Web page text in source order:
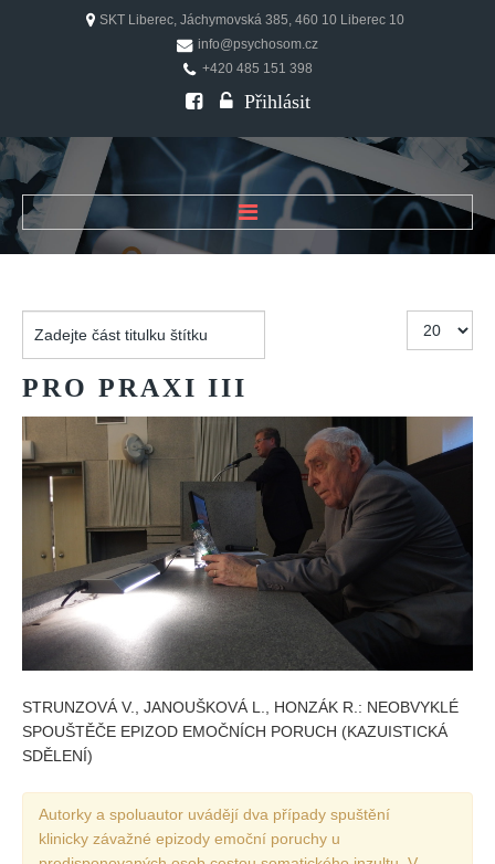
SKT Liberec, Jáchymovská 385, 460 10 Liberec 10
info@psychosom.cz
+420 485 151 398
Přihlásit
ÚVOD
FAQ
Doporučení
PSYCHOSOM
Vydání 1/ 2026
Vydání 3/ 2025
Vydání 2/ 2025
Vydání 1/ 2025
Vydání 3-4/ 2024
Vydání 3-4/ 2023
Vydání 1-2/ 2022
Vydání 3-4/ 2022
štítku
Počet
zobrazení
PRO PRAXI III
STRUNZOVÁ V., JANOUŠKOVÁ L., HONZÁK R.: NEOBVYKLÉ
SPOUŠTĚČE EPIZOD EMOČNÍCH PORUCH (KAZUISTICKÁ
SDĚLENÍ)
Autorky a spoluautor uvádějí dva případy spuštění
klinicky závažné epizody emoční poruchy u